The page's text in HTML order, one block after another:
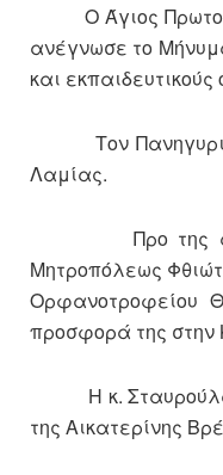
Ο Άγιος
ανέγνωσε το
και
Τον Πανηγυρικό
Λαμίας.
Προ της
Μητροπόλεως
Ορφανοτροφείου
προσφορά της στην
Η κ. Σταυρούλα
της Αικατερίνης